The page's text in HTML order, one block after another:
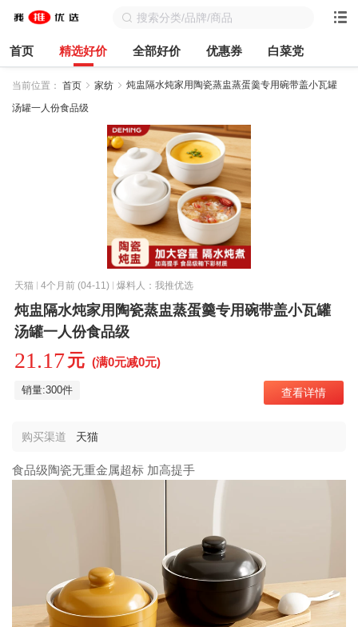
首页 精选好价 全部好价 优惠券 白菜党
当前位置： 首页 家纺 炖盅隔水炖家用陶瓷蒸盅蒸蛋羹专用碗带盖小瓦罐
汤罐一人份食品级
天猫 4个月前 (04-11) 爆料人：我推优选
炖盅隔水炖家用陶瓷蒸盅蒸蛋羹专用碗带盖小瓦罐
汤罐一人份食品级
21.17元 (满0元减0元)
销量:300件 查看详情
购买渠道 天猫
食品级陶瓷无重金属超标 加高提手